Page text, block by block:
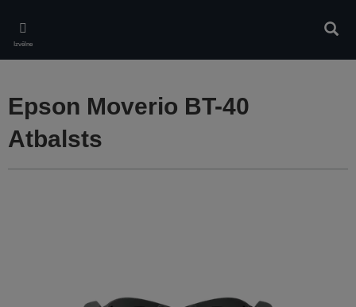
main
content
Izvēlne
Epson Moverio BT-40
Atbalsts